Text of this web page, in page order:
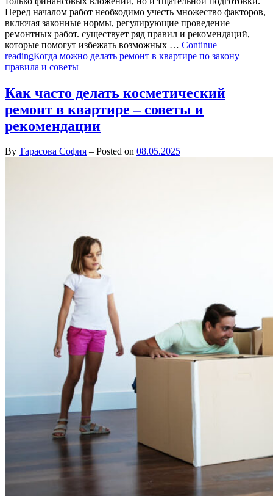
Перед началом работ необходимо учесть множество факторов,
включая законные нормы, регулирующие проведение
ремонтных работ. существует ряд правил и рекомендаций,
которые помогут избежать возможных … Continue
readingКогда можно делать ремонт в квартире по закону –
правила и советы
Как часто делать косметический
ремонт в квартире – советы и
рекомендации
By Тарасова София – Posted on 08.05.2025